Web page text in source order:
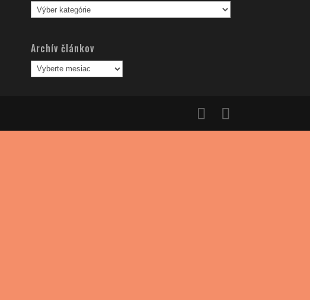
Kategórie
článkov
Archív článkov
Archív
článkov